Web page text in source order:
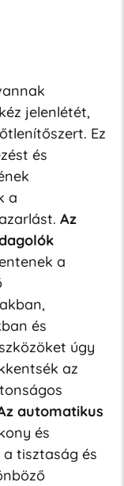
jelenlétét,
Ez
és
a
Az
a
és
úgy
az
automatikus
és
tisztaság és